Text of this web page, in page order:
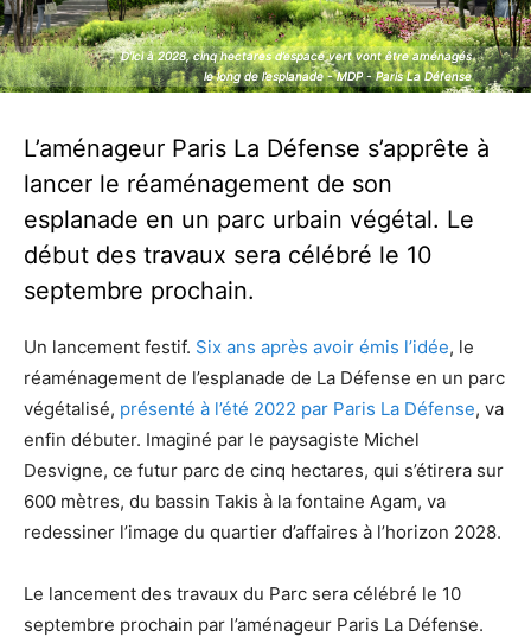
D’ici à 2028, cinq hectares d’espace vert vont être aménagés
le long de l’esplanade - MDP - Paris La Défense
D’ici à 2028, cinq hectares d’espace vert vont être aménagés
le long de l’esplanade - MDP - Paris La Défense
L’aménageur Paris La Défense s’apprête à
lancer le réaménagement de son
esplanade en un parc urbain végétal. Le
début des travaux sera célébré le 10
septembre prochain.
Un lancement festif. Six ans après avoir émis l’idée, le
réaménagement de l’esplanade de La Défense en un parc
végétalisé, présenté à l’été 2022 par Paris La Défense, va
enfin débuter. Imaginé par le paysagiste Michel
Desvigne, ce futur parc de cinq hectares, qui s’étirera sur
600 mètres, du bassin Takis à la fontaine Agam, va
redessiner l’image du quartier d’affaires à l’horizon 2028.
Le lancement des travaux du Parc sera célébré le 10
septembre prochain par l’aménageur Paris La Défense.